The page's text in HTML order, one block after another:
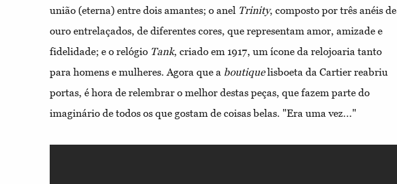
união (eterna) entre dois amantes; o anel Trinity, composto por três anéis de
ouro entrelaçados, de diferentes cores, que representam amor, amizade e
fidelidade; e o relógio Tank, criado em 1917, um ícone da relojoaria tanto
para homens e mulheres. Agora que a boutiquelisboeta da Cartier reabriu
portas, é hora de relembrar o melhor destas peças, que fazem parte do
imaginário de todos os que gostam de coisas belas. "Era uma vez..."